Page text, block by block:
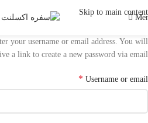
Skip to main content
your username or email address. You will
a link to create a new password via email.
Username or email
*